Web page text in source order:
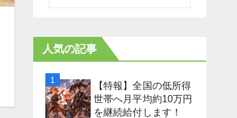
人気の記事
【特報】全国の低所得
世帯へ月平均約10万円
を継続給付します！